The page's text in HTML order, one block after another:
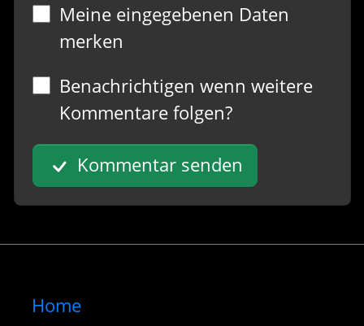
Meine eingegebenen Daten
merken
Benachrichtigen wenn weitere
Kommentare folgen?
Kommentar senden
Home